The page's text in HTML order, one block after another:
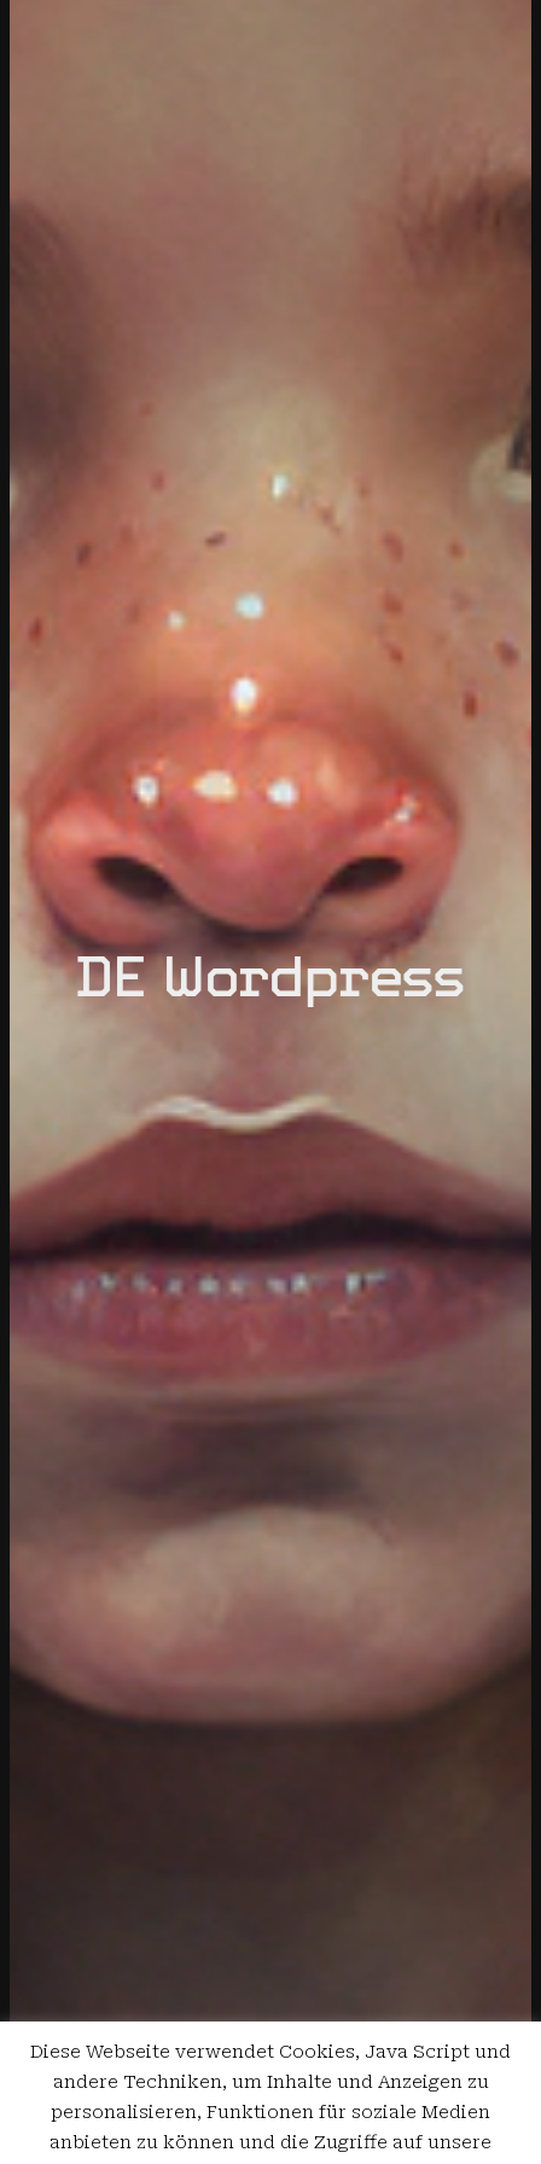
DE Wordpress
Diese Webseite verwendet Cookies, Java Script und
andere Techniken, um Inhalte und Anzeigen zu
personalisieren, Funktionen für soziale Medien
anbieten zu können und die Zugriffe auf unsere